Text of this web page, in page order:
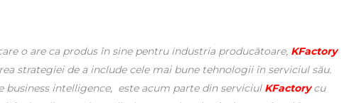
o are ca produs în sine pentru industria producătoare, KFactory
strategiei de a include cele mai bune tehnologii în serviciul său.
business intelligence, este acum parte din serviciul KFactorycu